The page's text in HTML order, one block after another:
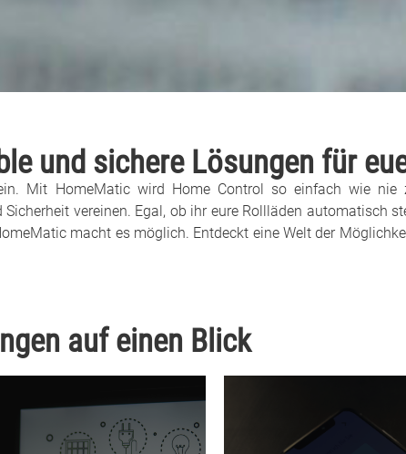
und sichere Lösungen für
Mit HomeMatic wird Home Control so einfach wie nie
vereinen. Egal, ob ihr eure Rollläden automatisch
macht es möglich. Entdeckt eine Welt der
auf einen Blick